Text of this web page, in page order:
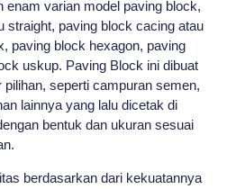
enam varian model paving block,
straight, paving block cacing atau
paving block hexagon, paving
uskup. Paving Block ini dibuat
seperti campuran semen,
lainnya yang lalu dicetak di
bentuk dan ukuran sesuai
berdasarkan dari kekuatannya